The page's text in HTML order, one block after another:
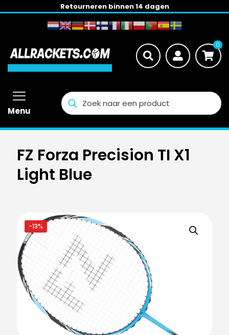
Retourneren binnen 14 dagen
0
Menu
FZ Forza Precision TI X1
Light Blue
-13%